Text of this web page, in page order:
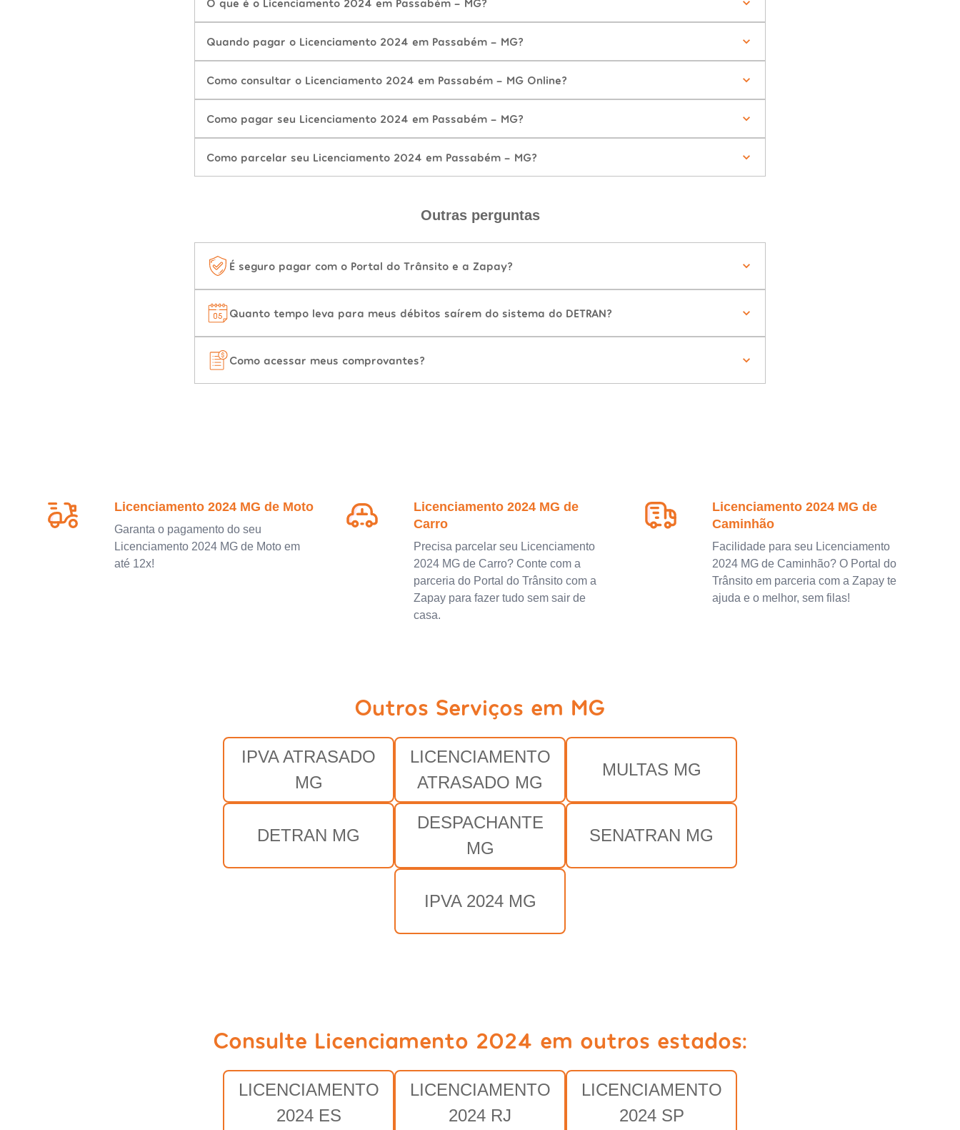
O que é o Licenciamento 2024 em Passabém - MG?
Quando pagar o Licenciamento 2024 em Passabém - MG?
Como consultar o Licenciamento 2024 em Passabém - MG Online?
Como pagar seu Licenciamento 2024 em Passabém - MG?
Como parcelar seu Licenciamento 2024 em Passabém - MG?
Outras perguntas
É seguro pagar com o Portal do Trânsito e a Zapay?
Quanto tempo leva para meus débitos saírem do sistema do DETRAN?
Como acessar meus comprovantes?
Licenciamento 2024 MG de Moto
Garanta o pagamento do seu
Licenciamento 2024 MG de Moto em
até 12x!
Licenciamento 2024 MG de
Carro
Precisa parcelar seu Licenciamento
2024 MG de Carro? Conte com a
parceria do Portal do Trânsito com a
Zapay para fazer tudo sem sair de
casa.
Licenciamento 2024 MG de
Caminhão
Facilidade para seu Licenciamento
2024 MG de Caminhão? O Portal do
Trânsito em parceria com a Zapay te
ajuda e o melhor, sem filas!
Outros Serviços em MG
IPVA ATRASADO
MG
LICENCIAMENTO
ATRASADO MG
MULTAS MG
DETRAN MG
DESPACHANTE
MG
SENATRAN MG
IPVA 2024 MG
Consulte Licenciamento 2024 em outros estados:
LICENCIAMENTO
2024 ES
LICENCIAMENTO
2024 RJ
LICENCIAMENTO
2024 SP